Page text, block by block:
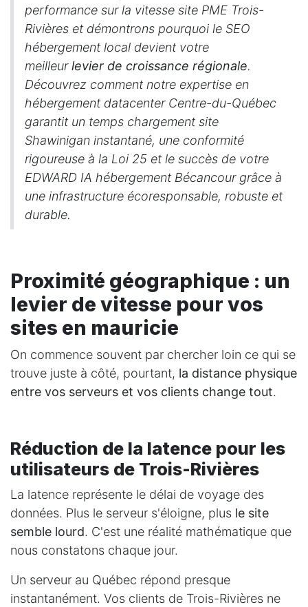
performance sur la vitesse site PME Trois-
Rivières et démontrons pourquoi le SEO
hébergement local devient votre
meilleurlevier de croissance régionale.
Découvrez comment notre expertise en
hébergement datacenter Centre-du-Québec
garantit un temps chargement site
Shawinigan instantané, une conformité
rigoureuse à la Loi 25 et le succès de votre
EDWARD IA hébergement Bécancour grâce à
une infrastructure écoresponsable, robuste et
durable.
Proximité géographique : un
levier de vitesse pour vos
sites en mauricie
On commence souvent par chercher loin ce qui se
trouve juste à côté, pourtant, la distance physique
entre vos serveurs et vos clients change tout.
Réduction de la latence pour les
utilisateurs de Trois-Rivières
La latence représente le délai de voyage des
données. Plus le serveur s'éloigne, plus le site
semble lourd. C'est une réalité mathématique que
nous constatons chaque jour.
Un serveur au Québec répond presque
instantanément. Vos clients de Trois-Rivières ne